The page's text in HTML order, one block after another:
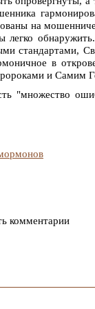
на
в
и Самим
"множество
комментарии